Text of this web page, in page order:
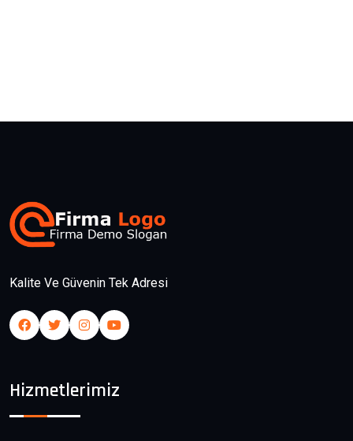
Kalite Ve Güvenin Tek Adresi
Hizmetlerimiz